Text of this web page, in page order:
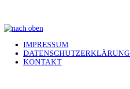
IMPRESSUM
DATENSCHUTZERKLÄRUNG
KONTAKT